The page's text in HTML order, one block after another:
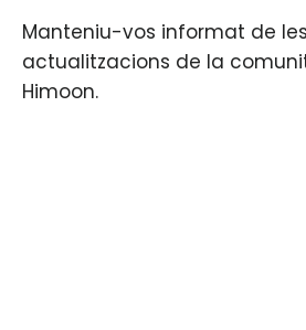
Manteniu-vos informat de
actualitzacions de la
Himoon.